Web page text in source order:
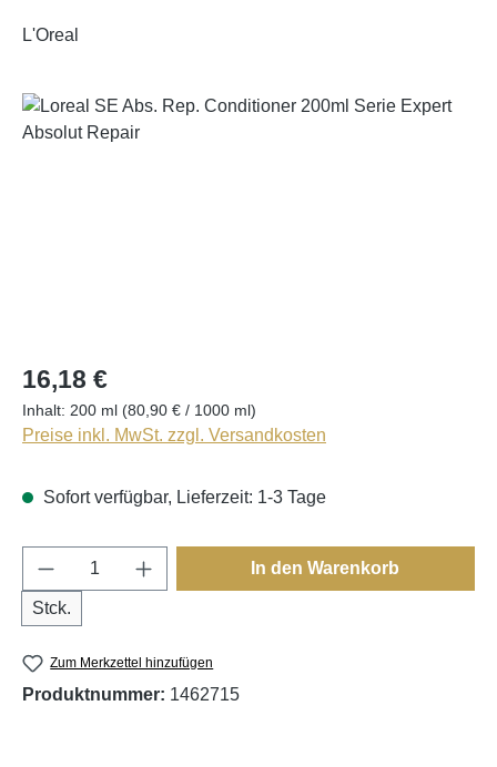
L'Oreal
Bildergalerie überspringen
16,18 €
Inhalt: 200 ml (80,90 € / 1000 ml)
Preise inkl. MwSt. zzgl. Versandkosten
Sofort verfügbar, Lieferzeit: 1-3 Tage
Produkt Anzahl: Gib den gewünschten
Stck.
In den Warenkorb
Zum Merkzettel hinzufügen
Produktnummer: 1462715